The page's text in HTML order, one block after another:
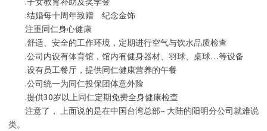
.结婚每十周年致赠 纪念金饰
注重同仁身心健康
.舒适、安全的工作环境，定期进行空气与饮水品质检查
.公司内设有体育馆，馆内有健身器材、羽球、桌球…等设备
.设有员工餐厅，提供同仁健康营养的午餐
.公司统一为同仁投保团体意外险
.提供30岁以上同仁定期免费全身健康检查
注意了， 上面说的是在中国台湾总部~ 大陆的阳明分公司就难说
类。